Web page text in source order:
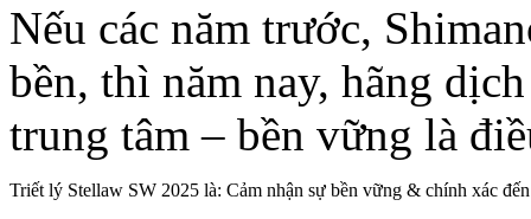
Nếu các năm trước,
bền, thì năm nay, hãng
trung tâm – bền vững là
Triết lý Stellaw SW 2025 là: Cảm nhận sự bền vững & chính xác